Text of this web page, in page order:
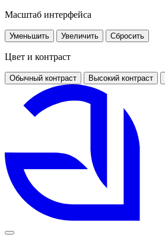
Масштаб интерфейса
Уменьшить Увеличить Сбросить
Цвет и контраст
Обычный контраст Высокий контраст